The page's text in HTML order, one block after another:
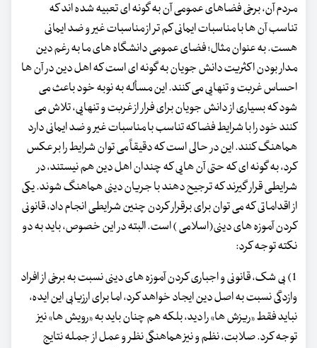
مردم آن، برخی فضاهای عمومی آن به گونه ای تعبیه شده اند که
تناسب آن ها با مناسبات ایمانی کم تر از مناسبات غیر و ضد ایمانی
هست. به عنوان مثال؛ فضای عمومی دانشگاه های ما به رغم دین
مدار بودن اکثریت دانش جویان به گونه ای است که اهل دین در آن ها
احساس غربت و تنهایی می کنند. این مسأله به نوبه خود باعث می
شود که بسیاری از دانش جویان برای فرار از غربت و تنهایی، تلاش می
کنند خود را با شرایط فضا که تناسب با مناسبات غیر و ضد ایمانی دارد
هماهنگ کنند. این در حالی است که دقیقاً می توان شرایط را بر عکس
کرد، به گونه ای که حتی آن هایی که چندان اهل دین هم نیستند، در
شرایطی قرار گیرند که ترجیح دهند با جریان دینی هماهنگ شوند. یکی
از اقداماتی که می توان برای برقرار کردن چنین شرایطی انجام داد، قانونی
کردن آموزه های دینی(اسلامی ) است. البته در این خصوص، باید به دو
نکته توجه کرد:
1) بی شک، قانونی و اجباری کردن آموزه های دینی نسبت به برخی از افراد
وازدگی نسبت به اصل دین ایجاد خواهد کرد، اما برای ارزیابی این ایده،
نباید فقط «ریزش ها» را دید، بلکه هم چنان باید به «رویش ها» نیز
توجه کرد. صلابت، نظم و نیز هماهنگی نظر و عمل از جمله نتایج